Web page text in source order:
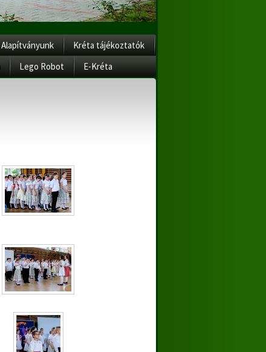
Alapítványunk
Kréta tájékoztatók
Lego Robot E-Kréta